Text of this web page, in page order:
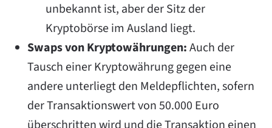
unbekannt ist, aber der Sitz der
Kryptobörse im Ausland liegt.
Swaps von Kryptowährungen:Auch der
Tausch einer Kryptowährung gegen eine
andere unterliegt den Meldepflichten, sofern
der Transaktionswert von 50.000 Euro